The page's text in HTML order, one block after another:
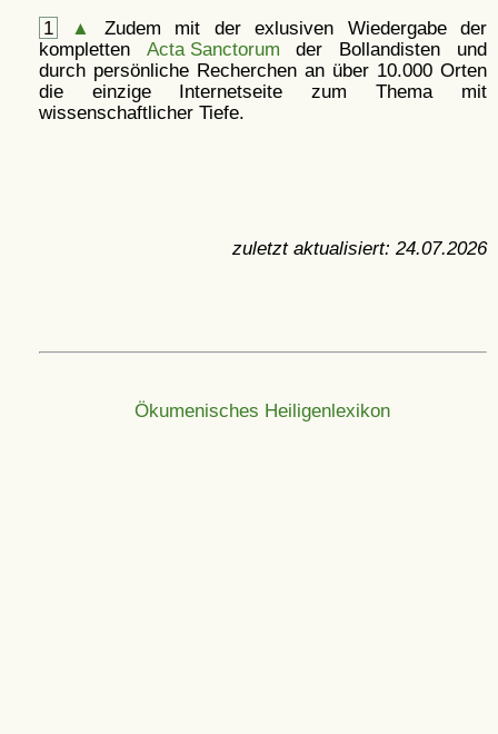
1 ▲
Zudem mit der exlusiven Wiedergabe der
kompletten Acta Sanctorum der Bollandisten und
durch persönliche Recherchen an über 10.000 Orten
die einzige Internetseite zum Thema mit
wissenschaftlicher Tiefe.
zuletzt aktualisiert: 24.07.2026
Ökumenisches Heiligenlexikon